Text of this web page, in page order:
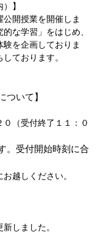
】
開授業を開催しま
な学習」をはじめ、
を企画しておりま
ております。
ついて】
（受付終了１１：０
。受付開始時刻に合
越しください。
しました。